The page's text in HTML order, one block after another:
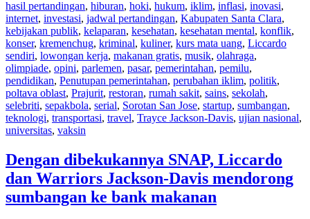
hasil pertandingan, hiburan, hoki, hukum, iklim, inflasi, inovasi,
internet, investasi, jadwal pertandingan, Kabupaten Santa Clara,
kebijakan publik, kelaparan, kesehatan, kesehatan mental, konflik,
konser, kremenchug, kriminal, kuliner, kurs mata uang, Liccardo
sendiri, lowongan kerja, makanan gratis, musik, olahraga,
olimpiade, opini, parlemen, pasar, pemerintahan, pemilu,
pendidikan, Penutupan pemerintahan, perubahan iklim, politik,
poltava oblast, Prajurit, restoran, rumah sakit, sains, sekolah,
selebriti, sepakbola, serial, Sorotan San Jose, startup, sumbangan,
teknologi, transportasi, travel, Trayce Jackson-Davis, ujian nasional,
universitas, vaksin
Dengan dibekukannya SNAP, Liccardo
dan Warriors Jackson-Davis mendorong
sumbangan ke bank makanan